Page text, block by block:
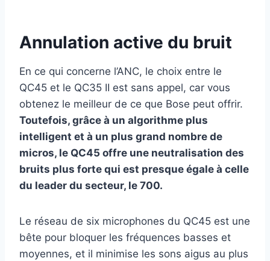
Annulation active du bruit
En ce qui concerne l’ANC, le choix entre le
QC45 et le QC35 II est sans appel, car vous
obtenez le meilleur de ce que Bose peut offrir.
Toutefois, grâce à un algorithme plus
intelligent et à un plus grand nombre de
micros, le QC45 offre une neutralisation des
bruits plus forte qui est presque égale à celle
du leader du secteur, le 700.
Le réseau de six microphones du QC45 est une
bête pour bloquer les fréquences basses et
moyennes, et il minimise les sons aigus au plus